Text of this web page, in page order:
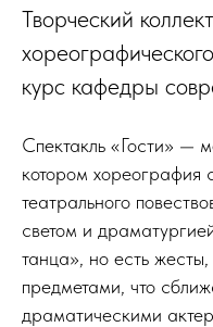
Творческий
курс кафедры
Спектакль «Гости» —
котором хореография
театрального
светом и
танца», но есть
предметами, что
драматическими